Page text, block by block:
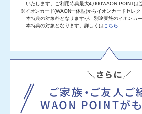
いたします。ご利用特典最大4,000WAON POINTは
※イオンカード(WAON一体型)からイオンカードセレク
本特典の対象外となりますが、別途実施のイオンカ
本特典の対象となります。詳しくはこちら